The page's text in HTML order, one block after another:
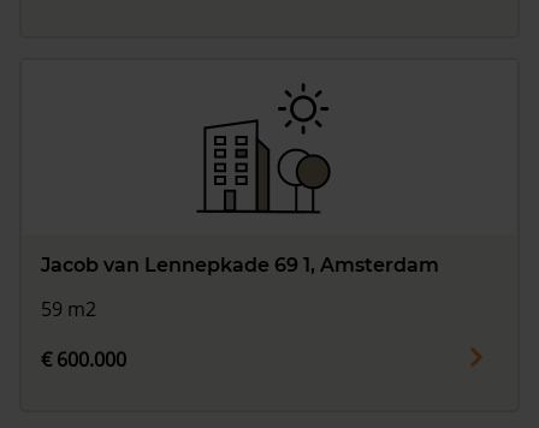
Jacob van Lennepkade 69 1, Amsterdam
59 m2
€ 600.000